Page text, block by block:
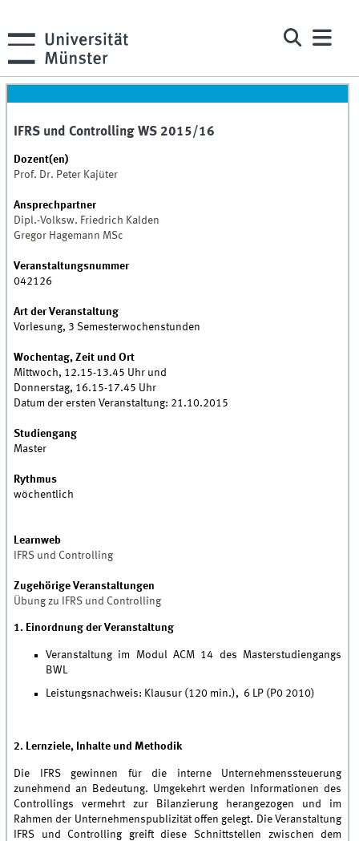
IFRS und Controlling WS 2015/16
Dozent(en)
Prof. Dr. Peter Kajüter
Ansprechpartner
Dipl.-Volksw. Friedrich Kalden
Gregor Hagemann MSc
Veranstaltungsnummer
042126
Art der Veranstaltung
Vorlesung, 3 Semesterwochenstunden
Wochentag, Zeit und Ort
Mittwoch, 12.15-13.45 Uhr und
Donnerstag, 16.15-17.45 Uhr
Datum der ersten Veranstaltung: 21.10.2015
Studiengang
Master
Rythmus
wöchentlich
Learnweb
IFRS und Controlling
Zugehörige Veranstaltungen
Übung zu IFRS und Controlling
1. Einordnung der Veranstaltung
Veranstaltung im Modul ACM 14 des Masterstudiengangs
BWL
Leistungsnachweis: Klausur (120 min.), 6 LP (P0 2010)
2. Lernziele, Inhalte und Methodik
Die IFRS gewinnen für die interne Unternehmenssteuerung
zunehmend an Bedeutung. Umgekehrt werden Informationen des
Controllings vermehrt zur Bilanzierung herangezogen und im
Rahmen der Unternehmenspublizität offen gelegt. Die Veranstaltung
IFRS und Controlling greift diese Schnittstellen zwischen dem